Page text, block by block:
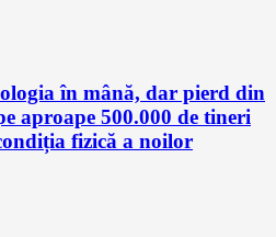
în mână, dar pierd din
aproape 500.000 de tineri
fizică a noilor